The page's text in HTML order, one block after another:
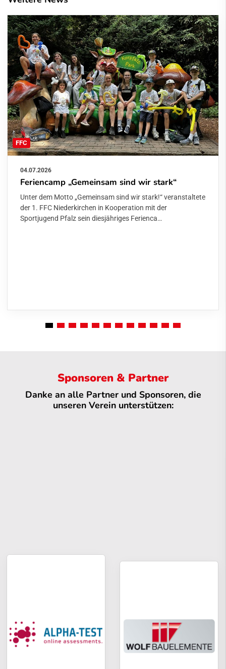
FFC
04.07.2026
Feriencamp „Gemeinsam sind wir stark“
Unter dem Motto „Gemeinsam sind wir stark!“ veranstaltete
der 1. FFC Niederkirchen in Kooperation mit der
Sportjugend Pfalz sein diesjähriges Ferienca…
Sponsoren & Partner
Danke an alle Partner und Sponsoren, die
unseren Verein unterstützen: